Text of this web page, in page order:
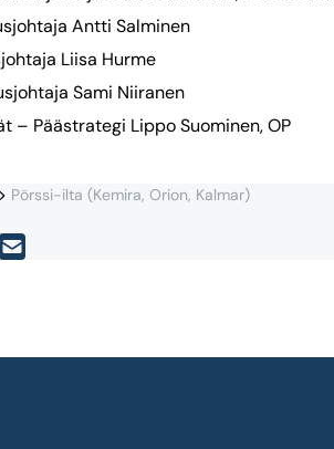
Antti Salminen
Liisa Hurme
Sami Niiranen
– Päästrategi Lippo Suominen, OP
Pörssi-ilta (Kemira, Orion, Kalmar)